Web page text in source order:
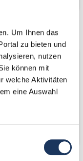
Um Ihnen das
zu bieten und
nutzen
können mit
welche Aktivitäten
eine Auswahl
von